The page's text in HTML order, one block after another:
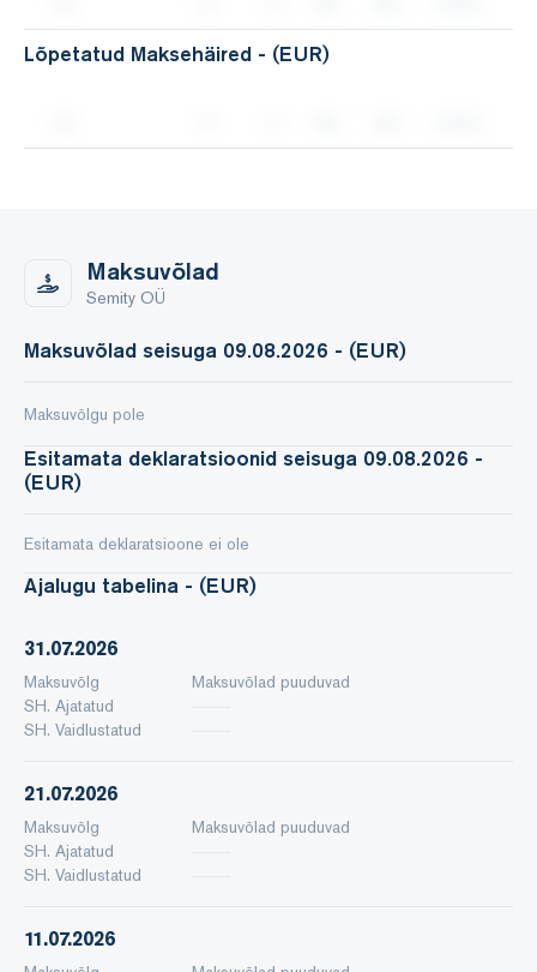
Lõpetatud Maksehäired - (EUR)
Maksuvõlad
Semity OÜ
Maksuvõlad seisuga 09.08.2026 - (EUR)
Maksuvõlgu pole
Esitamata deklaratsioonid seisuga 09.08.2026 -
(EUR)
Esitamata deklaratsioone ei ole
Ajalugu tabelina - (EUR)
31.07.2026
Maksuvõlg
Maksuvõlad puuduvad
SH. Ajatatud
SH. Vaidlustatud
21.07.2026
Maksuvõlg
Maksuvõlad puuduvad
SH. Ajatatud
SH. Vaidlustatud
11.07.2026